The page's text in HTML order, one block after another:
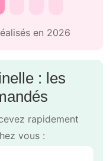
en 2026
: les
rapidement
vous :